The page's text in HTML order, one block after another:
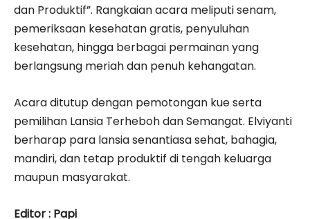
dan Produktif”. Rangkaian acara meliputi senam,
pemeriksaan kesehatan gratis, penyuluhan
kesehatan, hingga berbagai permainan yang
berlangsung meriah dan penuh kehangatan.
Acara ditutup dengan pemotongan kue serta
pemilihan Lansia Terheboh dan Semangat. Elviyanti
berharap para lansia senantiasa sehat, bahagia,
mandiri, dan tetap produktif di tengah keluarga
maupun masyarakat.
Editor : Papi